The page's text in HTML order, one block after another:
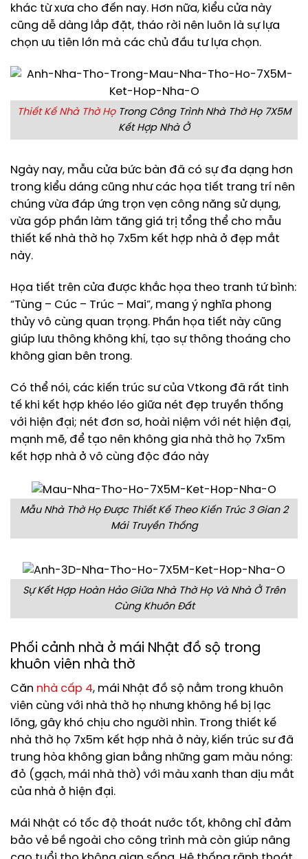
khác từ xưa cho đến nay. Hơn nữa, kiểu cửa này
cũng dễ dàng lắp đặt, tháo rời nên luôn là sự lựa
chọn ưu tiên lớn mà các chủ đầu tư lựa chọn.
Thiết Kế Nhà Thờ HọTrong Công Trình Nhà Thờ Họ 7X5M
Kết Hợp Nhà Ở
Ngày nay, mẫu cửa bức bàn đã có sự đa dạng hơn
trong kiểu dáng cũng như các họa tiết trang trí nên
chúng vừa đáp ứng trọn vẹn công năng sử dụng,
vừa góp phần làm tăng giá trị tổng thể cho mẫu
thiết kế nhà thờ họ 7x5m kết hợp nhà ở đẹp mắt
này.
Họa tiết trên cửa được khắc họa theo tranh tứ bình:
“Tùng – Cúc – Trúc – Mai”, mang ý nghĩa phong
thủy vô cùng quan trọng. Phần họa tiết này cũng
giúp lưu thông không khí, tạo sự thông thoáng cho
không gian bên trong.
Có thể nói, các kiến trúc sư của Vtkong đã rất tinh
tế khi kết hợp khéo léo giữa nét đẹp truyền thống
với hiện đại; nét đơn sơ, hoài niệm với nét hiện đại,
mạnh mẽ, để tạo nên không gia nhà thờ họ 7x5m
kết hợp nhà ở vô cùng độc đáo này
Mẫu Nhà Thờ Họ Được Thiết Kế Theo Kiến Trúc 3 Gian 2
Mái Truyền Thống
Sự Kết Hợp Hoàn Hảo Giữa Nhà Thờ Họ Và Nhà Ở Trên
Cùng Khuôn Đất
Phối cảnh nhà ở mái Nhật đồ sộ trong
khuôn viên nhà thờ
Căn nhà cấp 4, mái Nhật đồ sộ nằm trong khuôn
viên cùng với nhà thờ họ nhưng không hề bị lạc
lõng, gây khó chịu cho người nhìn. Trong thiết kế
nhà thờ họ 7x5m kết hợp nhà ở này, kiến trúc sư đã
trung hòa không gian bằng những gam màu nóng:
đỏ (gạch, mái nhà thờ) với màu xanh than dịu mắt
của nhà ở hiện đại.
Mái Nhật có tốc độ thoát nước tốt, không chỉ đảm
bảo vẻ bề ngoài cho công trình mà còn giúp nâng